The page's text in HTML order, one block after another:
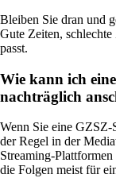
Bleiben Sie dran und
Gute Zeiten,
passt.
Wie kann ich
nachträglich
Wenn Sie eine GZSZ-
der Regel in der
Streaming-
die Folgen meist für